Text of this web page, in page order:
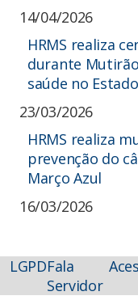
14/04/2026
HRMS realiza
durante
saúde no Estado
23/03/2026
HRMS realiza
prevenção do
Março Azul
16/03/2026
LGPDFala
Servidor